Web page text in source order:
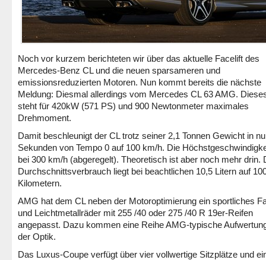
Noch vor kurzem berichteten wir über das aktuelle Facelift des
Mercedes-Benz CL und die neuen sparsameren und
emissionsreduzierten Motoren. Nun kommt bereits die nächste
Meldung: Diesmal allerdings vom Mercedes CL 63 AMG.
steht für 420kW (571 PS) und 900 Newtonmeter maximales
Drehmoment.
Damit beschleunigt der CL trotz seiner 2,1 Tonnen Gewicht in
Sekunden von Tempo 0 auf 100 km/h. Die
bei 300 km/h (abgeregelt). Theoretisch ist aber noch mehr drin.
Durchschnittsverbrauch liegt bei beachtlichen 10,5 Litern auf
Kilometern.
AMG hat dem CL neben der Motoroptimierung ein sportliches
und Leichtmetallräder mit 255 /40 oder 275 /40 R 19er-Reifen
angepasst. Dazu kommen eine Reihe AMG-typische
der Optik.
Das Luxus-Coupe verfügt über vier vollwertige Sitzplätze und